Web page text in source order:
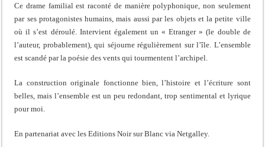
Ce drame familial est raconté de manière polyphonique, non seulement
par ses protagonistes humains, mais aussi par les objets et la petite ville
où il s’est déroulé. Intervient également un « Etranger » (le double de
l’auteur, probablement), qui séjourne régulièrement sur l’île. L’ensemble
est scandé par la poésie des vents qui tourmentent l’archipel.
La construction originale fonctionne bien, l’histoire et l’écriture sont
belles, mais l’ensemble est un peu redondant, trop sentimental et lyrique
pour moi.
En partenariat avec les Editions Noir sur Blanc via Netgalley.